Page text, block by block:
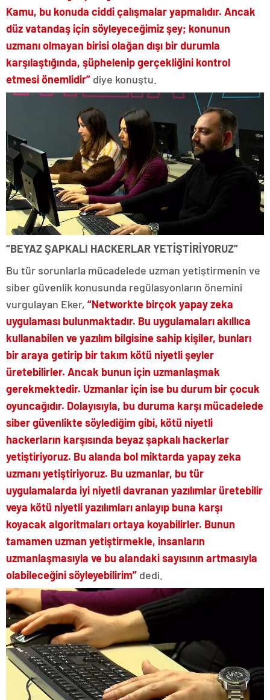
Kamu, bu konuda ciddi çalışmalar yapmalıdır. Ancak
düz vatandaş için söyleyeceğimiz şey; konunun
uzmanı olmayan birisi olağan dışı bir durumla
karşılaştığında, şüphelenip gerçekliğini kontrol
etmesi önemlidir” diye konuştu.
“BEYAZ ŞAPKALI HACKERLAR YETİŞTİRİYORUZ”
Bu tür sorunlarla mücadelede uzman yetiştirmenin ve
siber güvenlik konusunda regülasyonların önemini
vurgulayan Eker, “Networkte birçok yapay zeka
uygulaması bulunmaktadır. Bu uygulamaları akıllıca
kullanabilen ve yazılım bilgisine sahip kişiler, bunları
bir araya getirip bir takım kötü niyetli şeyler
üretebilirler. Ancak bunun için uzmanlaşmak
gerekmektedir. Uzmanlar için ise bu durum bir çocuk
oyuncağıdır. Dolayısıyla, bu duruma karşı mücadelede
siber güvenlikte söylediğim gibi, kötü niyetli
hackerların karşısında beyaz şapkalı hackerlar
yetiştiriyoruz. Bu alanda bol miktarda yapay zeka
uzmanı yetiştiriyoruz. Bu uzmanlar, bu tür
uygulamalarda iyi niyetli davranan yazılımlar üretebilir
veya kötü niyetli yazılımları anlayıp buna karşı
koyacak algoritmaları ortaya koyabilirler. Bunun
tamamen uzman yetiştirmekle, insanların
uzmanlaşmasıyla ve bu alandaki sayısının artmasıyla
olabileceğini söyleyebilirim” dedi.